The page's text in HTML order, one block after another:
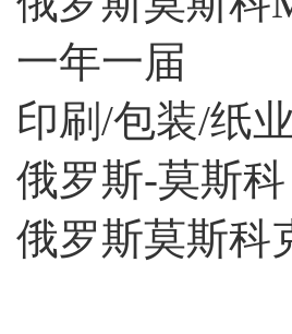
一年一届
印刷/包装/纸
俄罗斯-莫斯科
俄罗斯莫斯科